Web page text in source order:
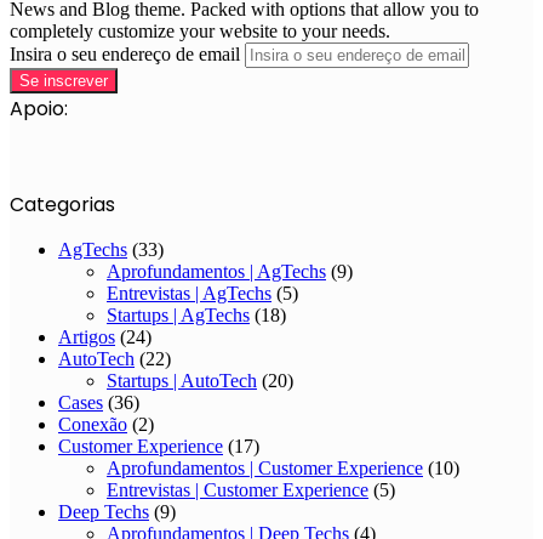
News and Blog theme. Packed with options that allow you to
completely customize your website to your needs.
Insira o seu endereço de email
Apoio:
Categorias
AgTechs (33)
Aprofundamentos | AgTechs (9)
Entrevistas | AgTechs (5)
Startups | AgTechs (18)
Artigos (24)
AutoTech (22)
Startups | AutoTech (20)
Cases (36)
Conexão (2)
Customer Experience (17)
Aprofundamentos | Customer Experience (10)
Entrevistas | Customer Experience (5)
Deep Techs (9)
Aprofundamentos | Deep Techs (4)